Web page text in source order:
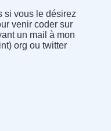
si vous le désirez
venir coder sur
un mail à mon
org ou twitter